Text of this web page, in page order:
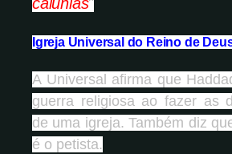
Igreja Universal do Reino de
A Universal afirma que
guerra religiosa ao fazer as
de uma igreja. Também diz
é o petista.